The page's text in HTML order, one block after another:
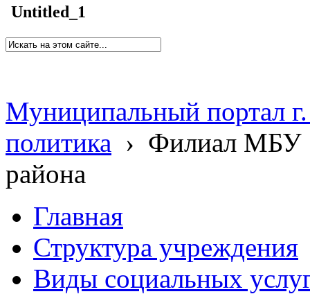
Untitled_1
Муниципальный портал
политика › Филиал МБУ
района
Главная
Структура учреждения
Виды социальных